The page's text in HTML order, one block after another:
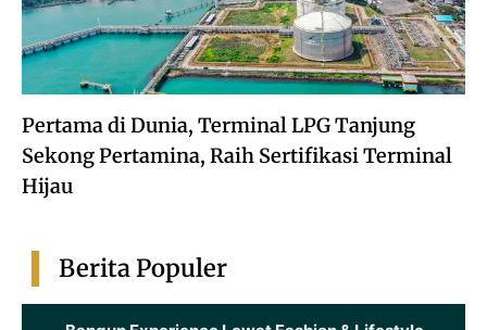
Pertama di Dunia, Terminal LPG Tanjung
Sekong Pertamina, Raih Sertifikasi Terminal
Hijau
Berita Populer